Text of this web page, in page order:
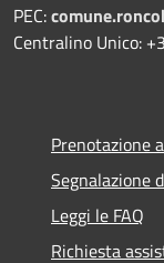
PEC:
Centralino Unico:
Prenotazione
Segnalazione
Leggi le FAQ
Richiesta